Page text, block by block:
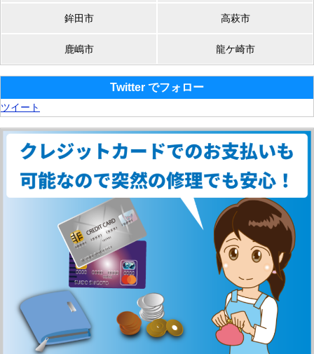
鉾田市 高萩市
鹿嶋市 龍ケ崎市
Twitter でフォロー
ツイート